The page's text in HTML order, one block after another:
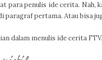
para penulis ide cerita. Nah,
paragraf pertama. Atau bisa
dalam menulis ide cerita FTV.